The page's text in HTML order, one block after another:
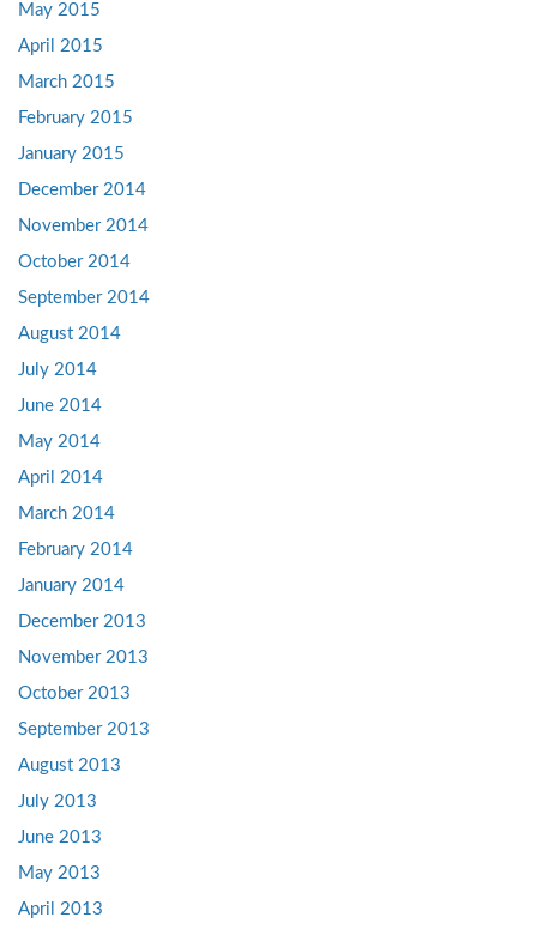
May 2015
April 2015
March 2015
February 2015
January 2015
December 2014
November 2014
October 2014
September 2014
August 2014
July 2014
June 2014
May 2014
April 2014
March 2014
February 2014
January 2014
December 2013
November 2013
October 2013
September 2013
August 2013
July 2013
June 2013
May 2013
April 2013